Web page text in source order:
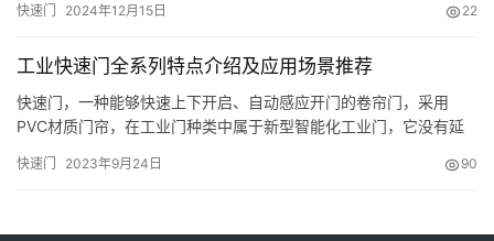
快速门 2024年12月15日 22
工业快速门全系列特点介绍及应用场景推荐
快速门，一种能够快速上下开启、自动感应开门的卷帘门，采用
PVC材质门帘，在工业门种类中属于新型智能化工业门，它没有延
车间和叉车频繁出入的工作区域，虽然快速门表现出色，但单个产
快速门 2023年9月24日 90